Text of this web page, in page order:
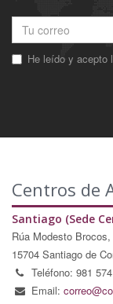
He leído y acepto
Centros de
Santiago (Sede
Rúa Modesto
15704 Santiago de
Teléfono: 981
Email: